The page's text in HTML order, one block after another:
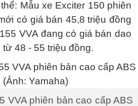
Mẫu xe Exciter 150 phiên
có giá bán 45,8 triệu đồng
VVA đang có giá bán dao
48 - 55 triệu đồng.
VVA phiên bản cao cấp ABS